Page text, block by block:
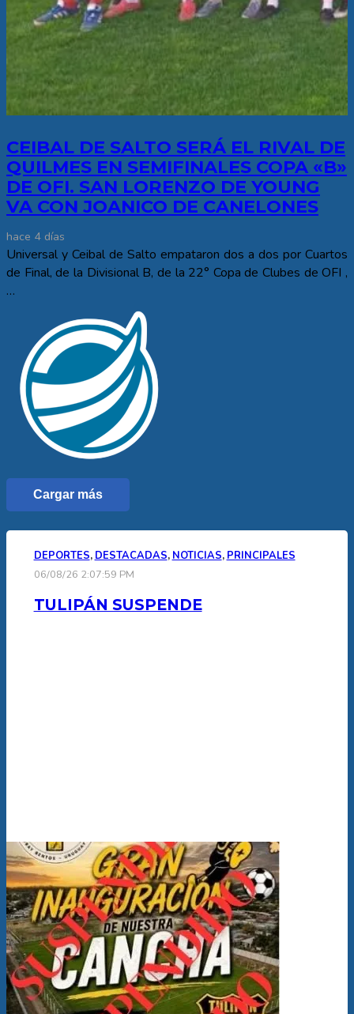
CEIBAL DE SALTO SERÁ EL RIVAL DE
QUILMES EN SEMIFINALES COPA «B»
DE OFI. SAN LORENZO DE YOUNG
VA CON JOANICO DE CANELONES
hace 4 días
Universal y Ceibal de Salto empataron dos a dos por Cuartos
de Final, de la Divisional B, de la 22° Copa de Clubes de OFI ,
…
Cargar más
DEPORTES, DESTACADAS, NOTICIAS, PRINCIPALES
06/08/26 2:07:59 PM
TULIPÁN SUSPENDE